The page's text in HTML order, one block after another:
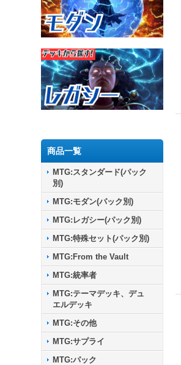
商品一覧
MTG:スタンダード(パック
別)
MTG:モダン(パック別)
MTG:レガシー(パック別)
MTG:特殊セット(パック別)
MTG:From the Vault
MTG:統率者
MTG:テーマデッキ、デュ
エルデッキ
MTG:その他
MTG:サプライ
MTG:パック